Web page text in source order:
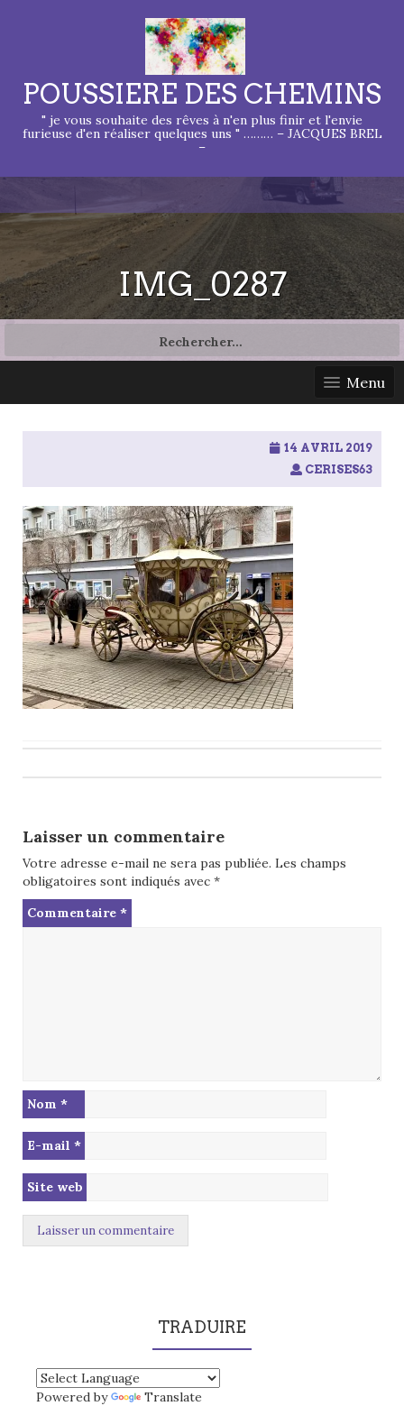
POUSSIERE DES CHEMINS
" je vous souhaite des rêves à n'en plus finir et l'envie
furieuse d'en réaliser quelques uns " ……… – JACQUES BREL
–
IMG_0287
Menu
14 AVRIL 2019
CERISES63
navigation
Laisser un commentaire
Votre adresse e-mail ne sera pas publiée. Les champs
obligatoires sont indiqués avec *
Commentaire *
Nom *
E-mail *
Site web
TRADUIRE
Powered by Translate